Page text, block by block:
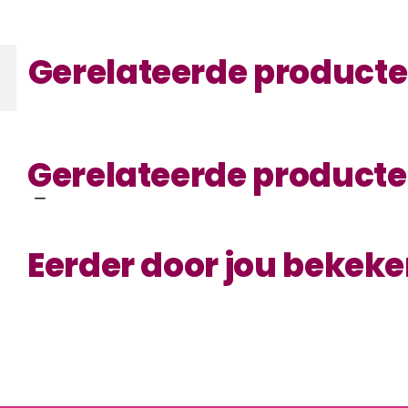
Gerelateerde
Gerelateerde
Eerder door jou